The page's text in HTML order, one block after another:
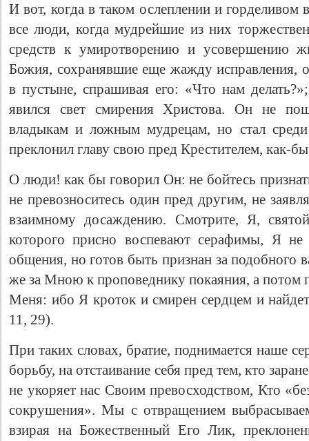
И вот, когда в таком ослеплении и
все люди, когда мудрейшие из них
средств к умиротворению и усовершению
Божия, сохранявшие еще жажду исправления,
в пустыне, спрашивая его: «Что нам
явился свет смирения Христова. Он не
владыкам и ложным мудрецам, но стал
преклонил главу свою пред Крестителем,
О люди! как бы говорил Он: не бойтесь
не превозноситесь один пред другим, не
взаимному досаждению. Смотрите, Я,
которого присно воспевают серафимы, Я
общения, но готов быть признан за подобного
же за Мною к проповеднику покаяния, а потом
Меня: ибо Я кроток и смирен сердцем и
11, 29).
При таких словах, братие, поднимается наше
борьбу, на отстаивание себя пред тем, кто
не укоряет нас Своим превосходством, Кто
сокрушения». Мы с отвращением
взирая на Божественный Его Лик,